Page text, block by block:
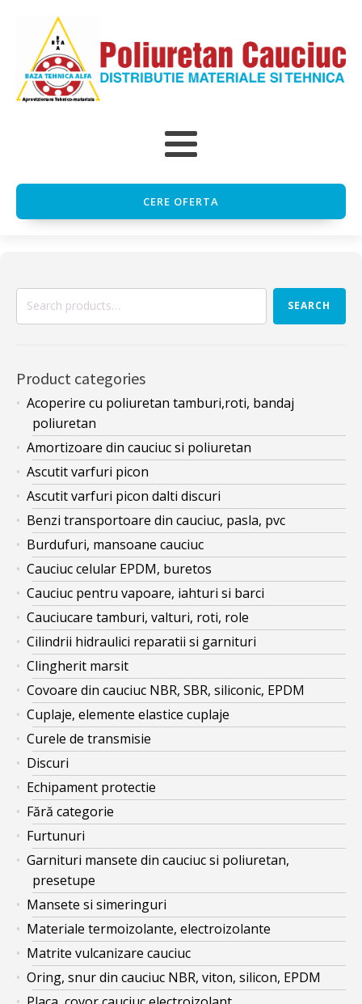
CERE OFERTA
Search
SEARCH
Product categories
Acoperire cu poliuretan tamburi,roti, bandaj
poliuretan
Amortizoare din cauciuc si poliuretan
Ascutit varfuri picon
Ascutit varfuri picon dalti discuri
Benzi transportoare din cauciuc, pasla, pvc
Burdufuri, mansoane cauciuc
Cauciuc celular EPDM, buretos
Cauciuc pentru vapoare, iahturi si barci
Cauciucare tamburi, valturi, roti, role
Cilindrii hidraulici reparatii si garnituri
Clingherit marsit
Covoare din cauciuc NBR, SBR, siliconic, EPDM
Cuplaje, elemente elastice cuplaje
Curele de transmisie
Discuri
Echipament protectie
Fără categorie
Furtunuri
Garnituri mansete din cauciuc si poliuretan,
presetupe
Mansete si simeringuri
Materiale termoizolante, electroizolante
Matrite vulcanizare cauciuc
Oring, snur din cauciuc NBR, viton, silicon, EPDM